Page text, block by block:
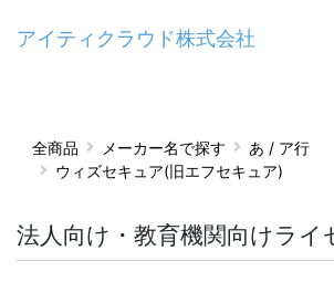
アイティクラウド株式会社
全商品 メーカー名で探す
あ / ア行
ウィズセキュア(旧エフセキュア)
法人向け・教育機関向けライ